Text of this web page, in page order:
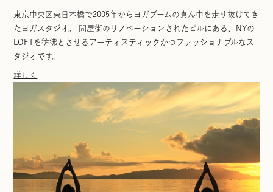
東京中央区東日本橋で2005年からヨガブームの真ん中を走り抜けてき
たヨガスタジオ。 問屋街のリノベーションされたビルにある、NYの
LOFTを彷彿とさせるアーティスティックかつファッショナブルなス
タジオです。
詳しく